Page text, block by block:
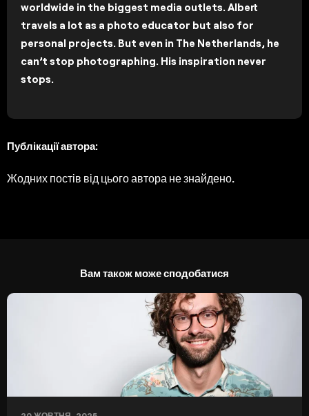
worldwide in the biggest media outlets. Albert
travels a lot as a photo educator but also for
personal projects. But even in The Netherlands, he
can’t stop photographing. His inspiration never
stops.
Публікації автора:
Жодних постів від цього автора не знайдено.
Вам також може сподобатися